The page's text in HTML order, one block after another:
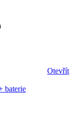
Otevřít
baterie